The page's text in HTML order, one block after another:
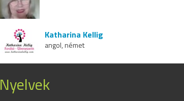
Katharina Kellig
angol, német
Nyelvek